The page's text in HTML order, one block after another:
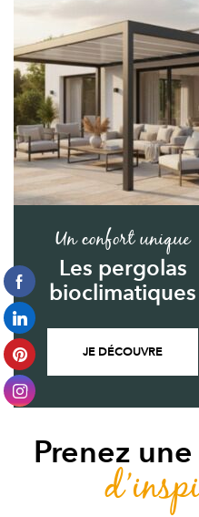
Un confort unique
Les pergolas
bioclimatiques
JE DÉCOUVRE
Prenez